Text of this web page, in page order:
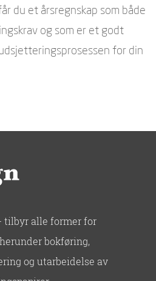
du et årsregnskap som både
og som er et godt
for din
tilbyr alle former for
bokføring,
og utarbeidelse av